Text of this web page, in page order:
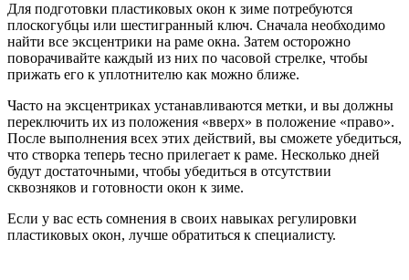
Для подготовки пластиковых окон к зиме потребуются
плоскогубцы или шестигранный ключ. Сначала необходимо
найти все эксцентрики на раме окна. Затем осторожно
поворачивайте каждый из них по часовой стрелке, чтобы
прижать его к уплотнителю как можно ближе.
Часто на эксцентриках устанавливаются метки, и вы должны
переключить их из положения «вверх» в положение «право».
После выполнения всех этих действий, вы сможете убедиться,
что створка теперь тесно прилегает к раме. Несколько дней
будут достаточными, чтобы убедиться в отсутствии
сквозняков и готовности окон к зиме.
Если у вас есть сомнения в своих навыках регулировки
пластиковых окон, лучше обратиться к специалисту.